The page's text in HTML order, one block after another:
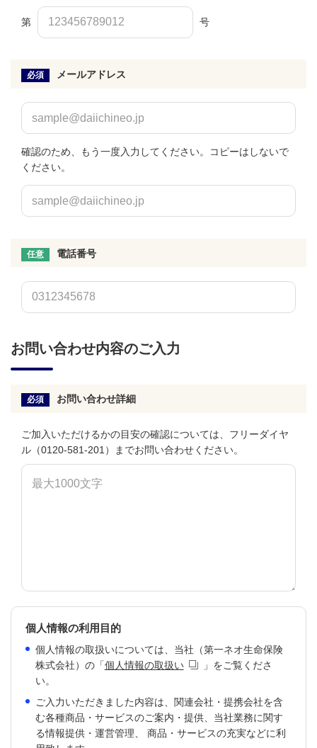
第 号
必須 メールアドレス
確認のため、もう一度入力してください。コピーはしないで
ください。
任意 電話番号
お問い合わせ内容のご入力
必須 お問い合わせ詳細
ご加入いただけるかの目安の確認については、フリーダイヤ
ル（0120-581-201）までお問い合わせください。
個人情報の利用目的
個人情報の取扱いについては、当社（第一ネオ生命保険
株式会社）の「個人情報の取扱い
」をご覧くださ
い。
ご入力いただきました内容は、関連会社・提携会社を含
む各種商品・サービスのご案内・提供、当社業務に関す
る情報提供・運営管理、 商品・サービスの充実などに利